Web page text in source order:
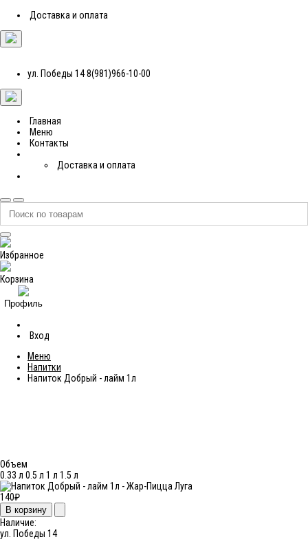
Доставка и оплата
ул. Победы 148(981)966-10-00
Главная
Меню
Контакты
Доставка и оплата
Избранное
Корзина
Профиль
Вход
Меню
Напитки
Напиток Добрый - лайм 1л
Объем
0.33 л 0.5 л 1 л 1.5 л
140₽
В корзину
Наличие:
ул. Победы 14